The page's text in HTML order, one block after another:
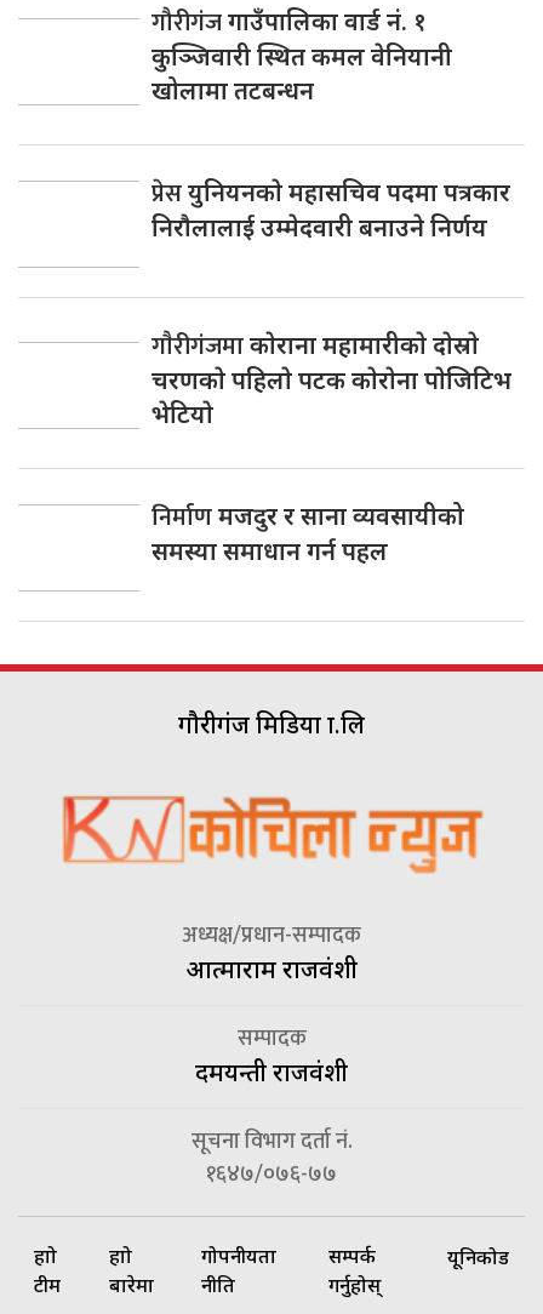
गौरीगंजगाउँपालिका वार्ड नं. १
कुञ्जिवारी स्थित कमल वेनियानी
खोलामा तटबन्धन
प्रेसयुनियनकाे महासचिव पदमा पत्रकार
निराैलालाई उम्मेदवारी बनाउने निर्णय
गाैरीगंजमाकाेराना महामारीकाे दाेस्राे
चरणकाे पहिलाे पटक काेराेना पाेजिटिभ
भेटियाे
निर्माणमजदुर र साना व्यवसायीको
समस्या समाधान गर्न पहल
गौरीगंज मिडिया प्रा.लि
अध्यक्ष/प्रधान-सम्पादक
आत्माराम राजवंशी
सम्पादक
दमयन्ती राजवंशी
सूचना विभाग दर्ता नं.
१६४७/०७६-७७
हाम्रो
टीम
हाम्रो
बारेमा
गोपनीयता
नीति
सम्पर्क
गर्नुहोस्
यूनिकोड